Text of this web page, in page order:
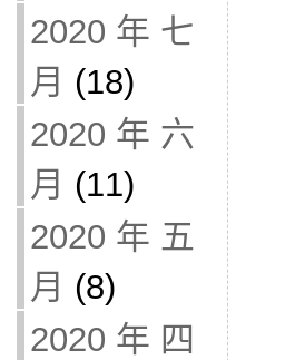
2020 年 七
月 (18)
2020 年 六
月 (11)
2020 年 五
月 (8)
2020 年 四